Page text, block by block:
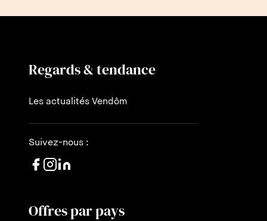
Regards & tendance
Les actualités Vendôm
Suivez-nous :
Offres par pays